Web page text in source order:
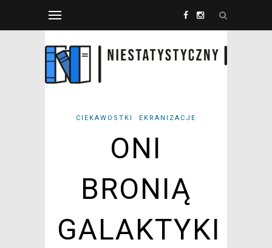
CIEKAWOSTKI EKRANIZACJE
ONI
BRONIĄ
GALAKTYKI